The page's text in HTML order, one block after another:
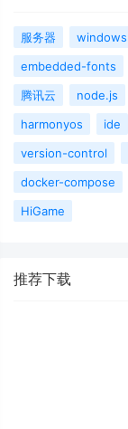
服务器 windows
embedded-fonts
腾讯云
node.js
harmonyos
ide
version-control
docker-compose
HiGame
推荐下载